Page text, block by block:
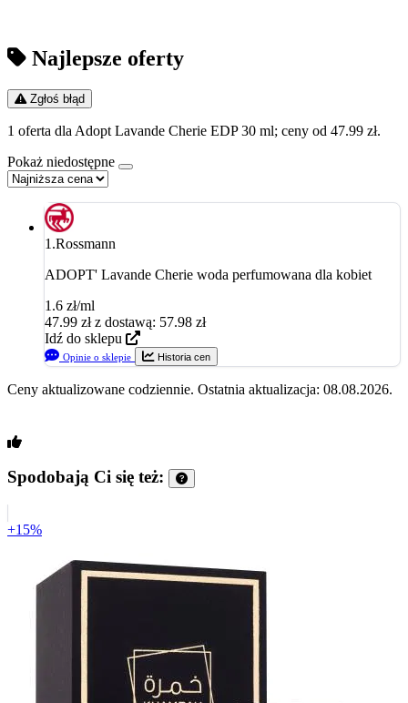
Najlepsze oferty
Zgłoś błąd
1 oferta dla Adopt Lavande Cherie EDP 30 ml; ceny od 47.99 zł.
Pokaż niedostępne
1.Rossmann
ADOPT' Lavande Cherie woda perfumowana dla kobiet
1.6 zł/ml
47.99 zł z dostawą: 57.98 zł
Idź do sklepu
Opinie o sklepie Historia cen
Ceny aktualizowane codziennie. Ostatnia aktualizacja: 08.08.2026.
Spodobają Ci się też:
+15%